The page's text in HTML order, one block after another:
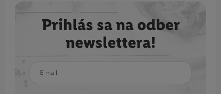
Prihlás sa na odber
newslettera!